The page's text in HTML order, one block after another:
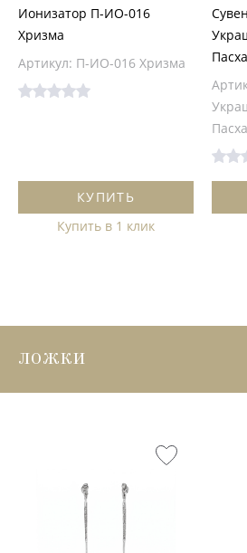
Ионизатор П-ИО-016
Хризма
Артикул: П-ИО-016 Хризма
КУПИТЬ
Купить в 1 клик
ЛОЖКИ